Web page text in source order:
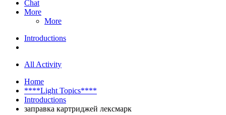
Chat
More
More
Introductions
All Activity
Home
****Light Topics****
Introductions
заправка картриджей лексмарк